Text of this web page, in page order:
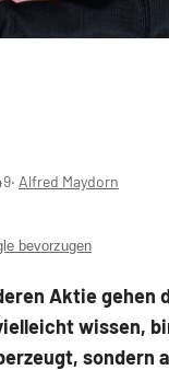
‧ Alfred Maydorn
bevorzugen
Aktie gehen
wissen,
sondern